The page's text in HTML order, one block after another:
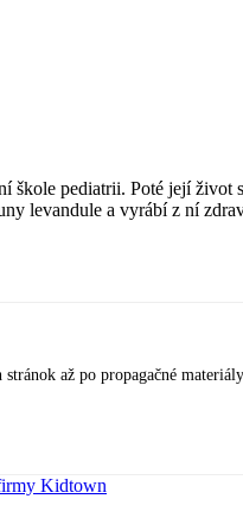
škole pediatrii. Poté její život
levandule a vyrábí z ní
až po propagačné
Kidtown